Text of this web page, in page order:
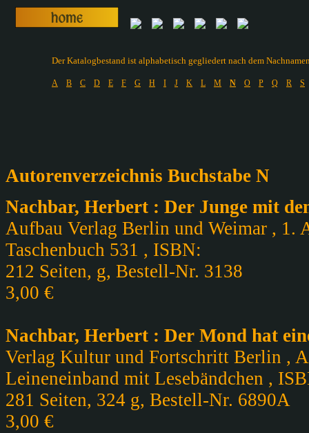
Der Katalogbestand ist alphabetisch gegliedert nach dem
A B C D E F G H I J K L M N O P Q R S
Autorenverzeichnis Buchstabe N
Nachbar, Herbert : Der Junge mit
Aufbau Verlag Berlin und Weimar , 1.
Taschenbuch 531 , ISBN:
212 Seiten, g, Bestell-Nr. 3138
3,00 €
Nachbar, Herbert : Der Mond hat
Verlag Kultur und Fortschritt Berlin ,
Leineneinband mit Lesebändchen ,
281 Seiten, 324 g, Bestell-Nr. 6890A
3,00 €